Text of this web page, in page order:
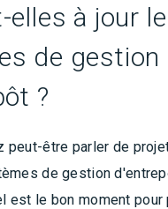
elles à jour
de gestion
?
peut-être parler de
de gestion
est le bon moment pour